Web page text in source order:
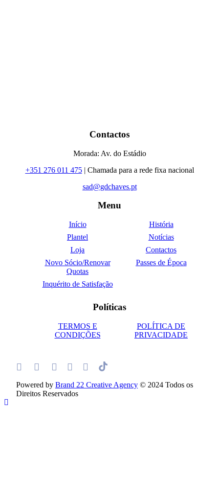
Contactos
Morada: Av. do Estádio
+351 276 011 475| Chamada para a rede fixa nacional
sad@gdchaves.pt
Menu
Início
História
Plantel
Notícias
Loja
Contactos
Novo Sócio/Renovar
Quotas
Passes de Época
Inquérito de Satisfação
Políticas
TERMOS E
CONDIÇÕES
POLÍTICA DE
PRIVACIDADE
Powered by Brand 22 Creative Agency © 2024 Todos os
Direitos Reservados